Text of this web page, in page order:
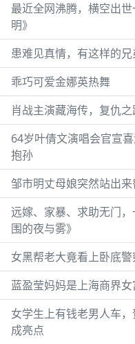
最近全网沸腾，横空出
明》
患难见真情，有这样的
乖巧可爱金娜英热舞
肖战主演藏海传，复仇
64岁叶倩文演唱会官宣
抱孙
邹市明丈母娘突然站出
远嫁、家暴、求助无门
围的夜与雾》
女黑帮老大竟看上卧底警
蓝盈莹妈妈是上海商界
女学生上有钱老男人车
成亮点